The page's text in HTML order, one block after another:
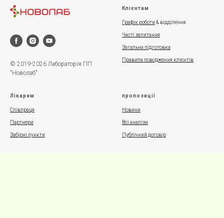
© 2019-2026 Лабораторія ПП
"Новолаб"
Клієнтам
Графік роботи & відділення
Часті запитання
Загальна підготовка
Правила поводження клієнтів
Лікарям
Співпраця
Партнери
Забірні пункти
пропозиції
Новини
Всі аналізи
Публічний договір